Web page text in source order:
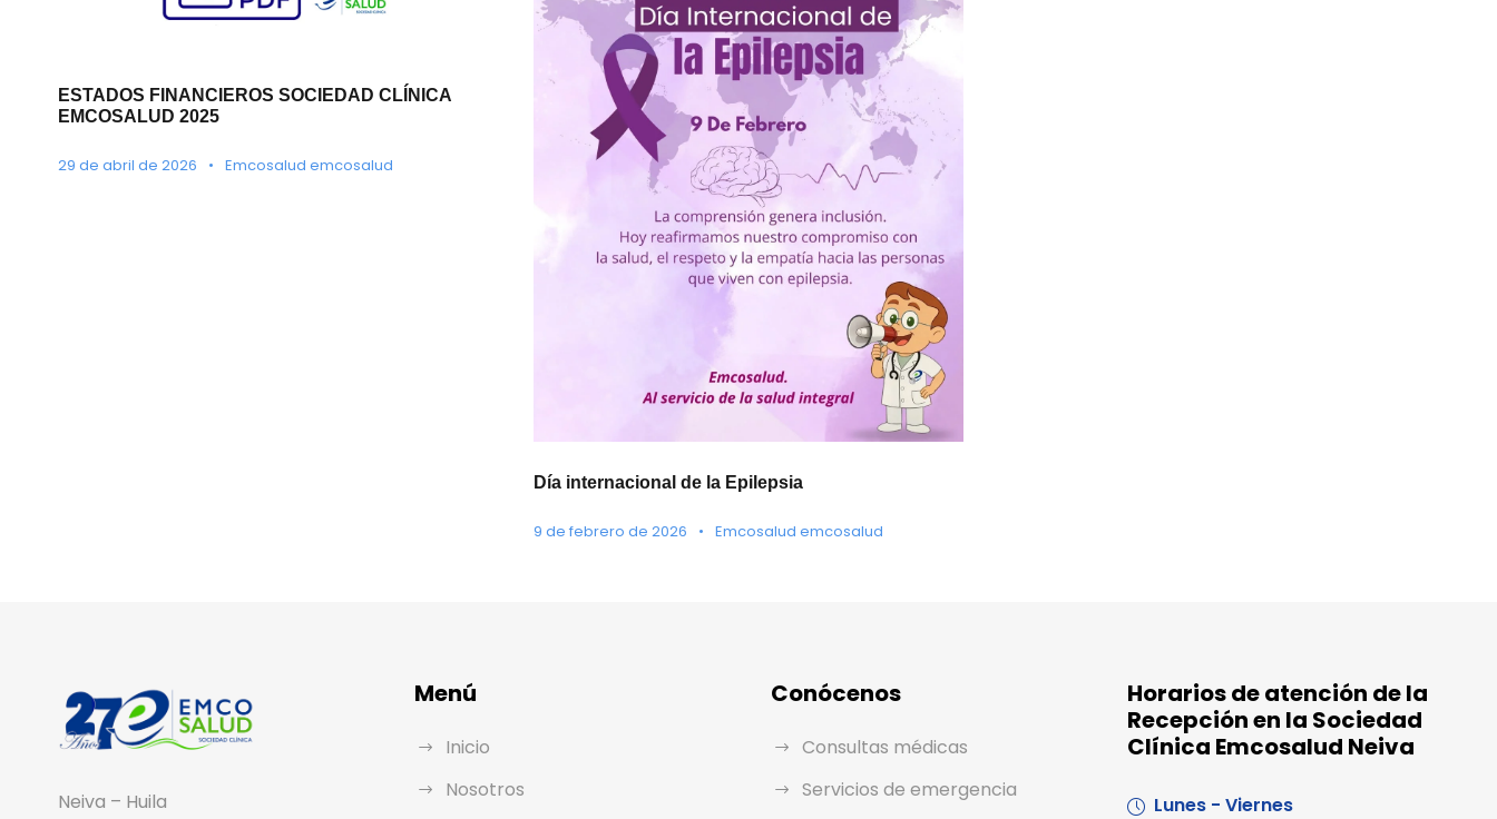
ESTADOS FINANCIEROS SOCIEDAD CLÍNICA
EMCOSALUD 2025
29 de abril de 2026 • Emcosalud emcosalud
Día internacional de la Epilepsia
9 de febrero de 2026 • Emcosalud emcosalud
Neiva – Huila
Menú
Inicio
Nosotros
Conócenos
Consultas médicas
Servicios de emergencia
Horarios de atención de la
Recepción en la Sociedad
Clínica Emcosalud Neiva
Lunes - Viernes